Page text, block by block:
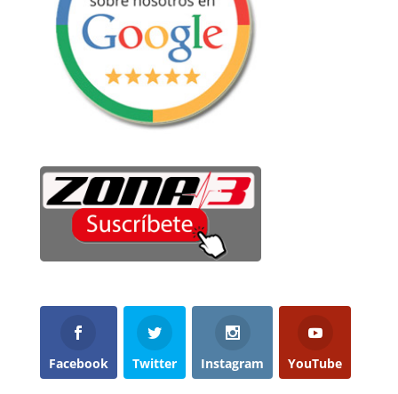
Facebook Twitter Instagram YouTube